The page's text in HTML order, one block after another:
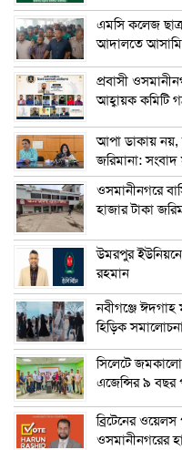
এম‌সি কলেজ
আদালতে
প্রবাসী
আহ্বায়ক কমিটি
আপা ডাকায় নয়,
জরিমানা:
ওসমানীনগরে
হাজার টাকা
উমরপুর ইউনিয়নে
রহমান
নবীগঞ্জে
হিড়িক
সিলেটে
এজেন্সির ৯ বছর
ব্রিটেনের
ওসমানীনগরের